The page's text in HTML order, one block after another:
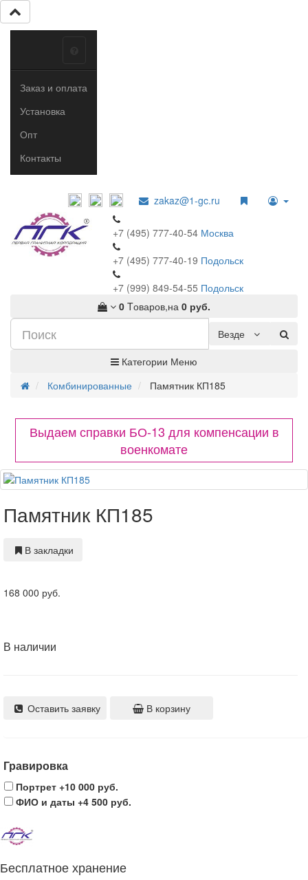
Заказ и оплата
Установка
Опт
Контакты
zakaz@1-gc.ru
+7 (495) 777-40-54 Москва
+7 (495) 777-40-19 Подольск
+7 (999) 849-54-55 Подольск
0 Tоваров,на 0 руб.
Везде
Категории Меню
Комбинированные
Памятник КП185
Выдаем справки БО-13 для компенсации в
военкомате
Памятник КП185
В закладки
168 000 руб.
В наличии
Оставить заявку В корзину
Гравировка
Портрет +10 000 руб.
ФИО и даты +4 500 руб.
Бесплатное хранение